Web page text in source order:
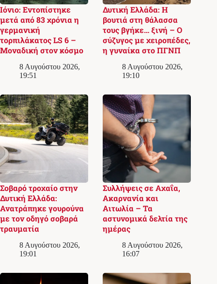
Ιόνιο: Εντοπίστηκε
μετά από 83 χρόνια η
γερμανική
τορπιλάκατος LS 6 –
Μοναδική στον κόσμο
8 Αυγούστου 2026,
19:51
Δυτική Ελλάδα: Η
βουτιά στη θάλασσα
τους βγήκε… ξινή – Ο
σύζυγος με χειροπέδες,
η γυναίκα στο ΠΓΝΠ
8 Αυγούστου 2026,
19:10
Σοβαρό τροχαίο στην
Δυτική Ελλάδα:
Ανατράπηκε γουρούνα
με τον οδηγό σοβαρά
τραυματία
8 Αυγούστου 2026,
19:01
Συλλήψεις σε Αχαΐα,
Ακαρνανία και
Αιτωλία – Τα
αστυνομικά δελτία της
ημέρας
8 Αυγούστου 2026,
16:07